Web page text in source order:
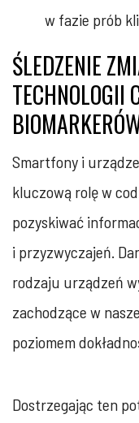
w fazie prób
ŚLEDZENIE
TECHNOLOGII
Smartfony i
kluczową rolę w
pozyskiwać
i przyzwyczajeń.
rodzaju urządzeń
zachodzące w
poziomem
Dostrzegając ten